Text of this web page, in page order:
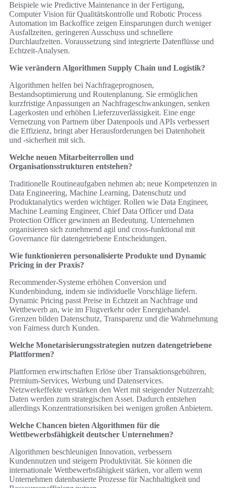
Beispiele wie Predictive Maintenance in der Fertigung,
Computer Vision für Qualitätskontrolle und Robotic Process
Automation im Backoffice zeigen Einsparungen durch weniger
Ausfallzeiten, geringeren Ausschuss und schnellere
Durchlaufzeiten. Voraussetzung sind integrierte Datenflüsse und
Echtzeit‑Analysen.
Wie verändern Algorithmen Supply Chain und Logistik?
Algorithmen helfen bei Nachfrageprognosen,
Bestandsoptimierung und Routenplanung. Sie ermöglichen
kurzfristige Anpassungen an Nachfrageschwankungen, senken
Lagerkosten und erhöhen Lieferzuverlässigkeit. Eine enge
Vernetzung von Partnern über Datenpools und APIs verbessert
die Effizienz, bringt aber Herausforderungen bei Datenhoheit
und -sicherheit mit sich.
Welche neuen Mitarbeiterrollen und
Organisationsstrukturen entstehen?
Traditionelle Routineaufgaben nehmen ab; neue Kompetenzen in
Data Engineering, Machine Learning, Datenschutz und
Produktanalytics werden wichtiger. Rollen wie Data Engineer,
Machine Learning Engineer, Chief Data Officer und Data
Protection Officer gewinnen an Bedeutung. Unternehmen
organisieren sich zunehmend agil und cross‑funktional mit
Governance für datengetriebene Entscheidungen.
Wie funktionieren personalisierte Produkte und Dynamic
Pricing in der Praxis?
Recommender‑Systeme erhöhen Conversion und
Kundenbindung, indem sie individuelle Vorschläge liefern.
Dynamic Pricing passt Preise in Echtzeit an Nachfrage und
Wettbewerb an, wie im Flugverkehr oder Energiehandel.
Grenzen bilden Datenschutz, Transparenz und die Wahrnehmung
von Fairness durch Kunden.
Welche Monetarisierungsstrategien nutzen datengetriebene
Plattformen?
Plattformen erwirtschaften Erlöse über Transaktionsgebühren,
Premium‑Services, Werbung und Datenservices.
Netzwerkeffekte verstärken den Wert mit steigender Nutzerzahl;
Daten werden zum strategischen Asset. Dadurch entstehen
allerdings Konzentrationsrisiken bei wenigen großen Anbietern.
Welche Chancen bieten Algorithmen für die
Wettbewerbsfähigkeit deutscher Unternehmen?
Algorithmen beschleunigen Innovation, verbessern
Kundennutzen und steigern Produktivität. Sie können die
internationale Wettbewerbsfähigkeit stärken, vor allem wenn
Unternehmen datenbasierte Prozesse für Nachhaltigkeit und